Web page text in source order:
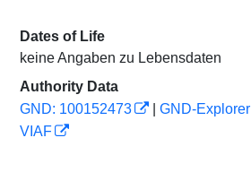
Dates of Life
keine Angaben zu Lebensdaten
Authority Data
GND: 100152473
GND-Explorer
VIAF